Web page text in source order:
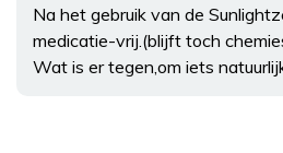
Na het gebruik van de
medicatie-vrij.(blijft toch
Wat is er tegen,om iets